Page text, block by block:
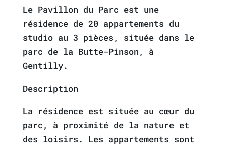
Le Pavillon du Parc est une
résidence de 20 appartements du
studio au 3 pièces, située dans le
parc de la Butte-Pinson, à
Gentilly.
Description
La résidence est située au cœur du
parc, à proximité de la nature et
des loisirs. Les appartements sont